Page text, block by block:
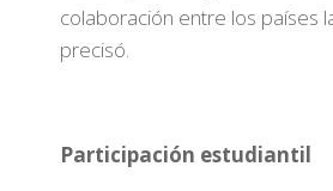
colaboración entre los países
precisó.
Participación estudiantil